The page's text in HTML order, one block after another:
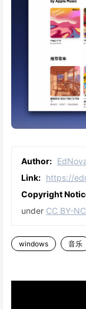
Author:
Link: https://
Copyright
under CC BY-
windows 音乐